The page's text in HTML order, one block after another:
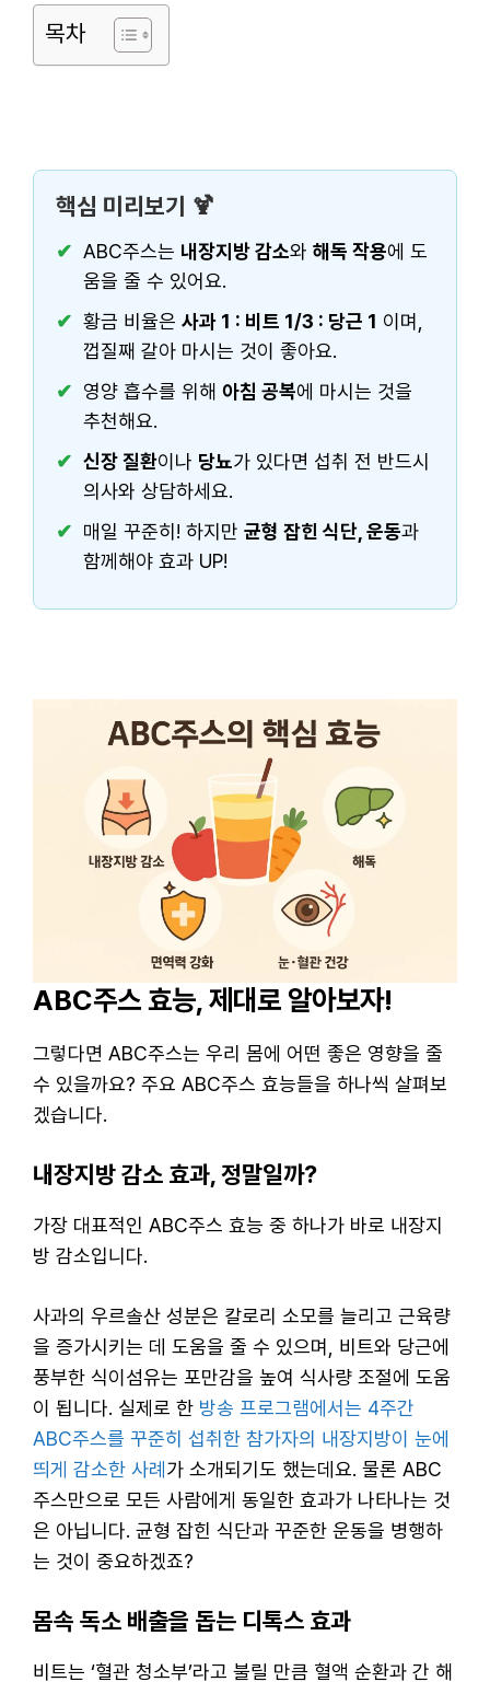
목차
핵심 미리보기 🍹
ABC주스는 내장지방 감소와 해독 작용에 도
움을 줄 수 있어요.
황금 비율은 사과 1 : 비트 1/3 : 당근 1 이며,
껍질째 갈아 마시는 것이 좋아요.
영양 흡수를 위해 아침 공복에 마시는 것을
추천해요.
신장 질환이나 당뇨가 있다면 섭취 전 반드시
의사와 상담하세요.
매일 꾸준히! 하지만 균형 잡힌 식단, 운동과
함께해야 효과 UP!
ABC주스 효능, 제대로 알아보자!
그렇다면 ABC주스는 우리 몸에 어떤 좋은 영향을 줄
수 있을까요? 주요 ABC주스 효능들을 하나씩 살펴보
겠습니다.
내장지방 감소 효과, 정말일까?
가장 대표적인 ABC주스 효능 중 하나가 바로 내장지
방 감소입니다.
사과의 우르솔산 성분은 칼로리 소모를 늘리고 근육량
을 증가시키는 데 도움을 줄 수 있으며, 비트와 당근에
풍부한 식이섬유는 포만감을 높여 식사량 조절에 도움
이 됩니다. 실제로 한 방송 프로그램에서는 4주간
ABC주스를 꾸준히 섭취한 참가자의 내장지방이 눈에
띄게 감소한 사례가 소개되기도 했는데요. 물론 ABC
주스만으로 모든 사람에게 동일한 효과가 나타나는 것
은 아닙니다. 균형 잡힌 식단과 꾸준한 운동을 병행하
는 것이 중요하겠죠?
몸속 독소 배출을 돕는 디톡스 효과
비트는 ‘혈관 청소부’라고 불릴 만큼 혈액 순환과 간 해